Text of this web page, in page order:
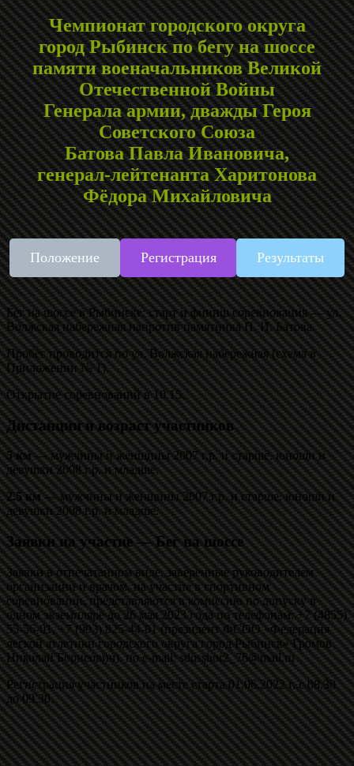
Чемпионат городского округа
город Рыбинск по бегу на шоссе
памяти военачальников Великой
Отечественной Войны
Генерала армии, дважды Героя
Советского Союза
Батова Павла Ивановича,
генерал-лейтенанта Харитонова
Фёдора Михайловича
Положение Регистрация Результаты
Бег на шоссе в Рыбинске: старт и финиш соревнования — ул.
Волжская набережная напротив памятника П. И. Батова.
Пробег проводится по ул. Волжская набережная (схема в
Приложении № 1).
Открытие соревнований в 10.15.
Дистанции и возраст участников
5 км— мужчины и женщины 2007 г.р. и старше, юноши и
девушки 2008 г.р. и младше.
2.5 км— мужчины и женщины 2007 г.р. и старше, юноши и
девушки 2008 г.р. и младше.
Заявки на участие — Бег на шоссе
Заявки в отпечатанном виде, заверенные руководителем
организации и врачом, на участие в спортивном
соревновании, представляются в комиссию по допуску в
одном экземпляре до 26 мая 2023 года по телефонам: +7 (4855)
55-56-01, +7 (903) 825-44-01 (президент ФСОО «Федерация
легкой атлетики городского округа город Рыбинск» Громов
Николай Борисович), по e-mail: sdusshor2_76@mail.ru
Регистрация участников на месте старта 01.06.2022 г. с 08.30
до 09.30.